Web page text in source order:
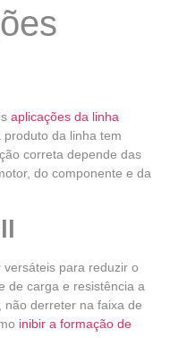
aplicações da linha
produto da linha tem
correta depende das
do componente e da
versáteis para reduzir o
de carga e resistência a
derreter na faixa de
inibir a formação de